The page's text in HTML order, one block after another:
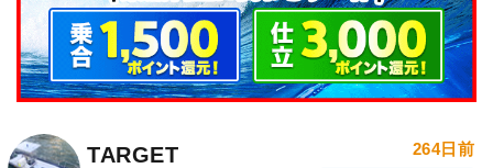
TARGET 264日前